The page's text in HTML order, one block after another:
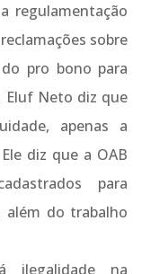
regulamentação
sobre
pro bono para
Eluf Neto diz que
apenas a
diz que a OAB
para
além do trabalho
ilegalidade na